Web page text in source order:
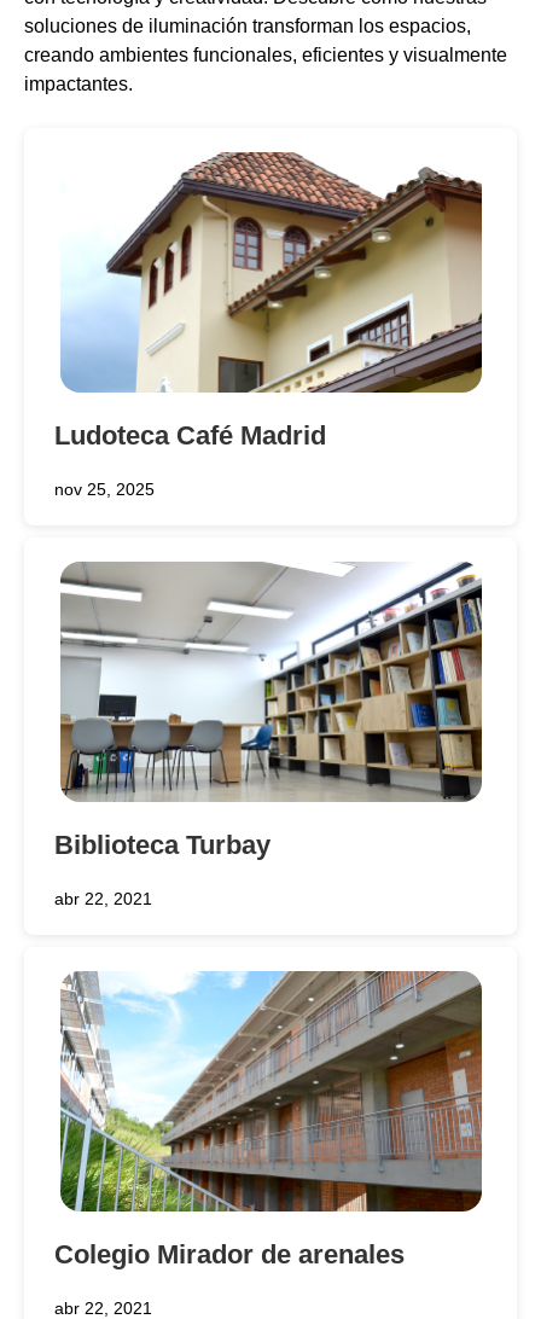
soluciones de iluminación transforman los espacios,
creando ambientes funcionales, eficientes y visualmente
impactantes.
Ludoteca Café Madrid
nov 25, 2025
Biblioteca Turbay
abr 22, 2021
Colegio Mirador de arenales
abr 22, 2021